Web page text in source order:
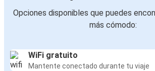
Opciones disponibles que puedes
más cómodo:
WiFi gratuito
Mantente conectado durante tu viaje